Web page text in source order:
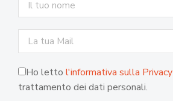
Ho letto l'informativa sulla Privacy
trattamento dei dati personali.